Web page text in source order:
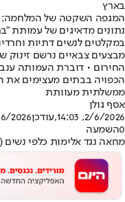
בארץ
המגפה השקטה של המלחמה:
נתונים מדאיגים של עמותת
במקלטים לנשים דתיות
מבצעים צבאיים נרשם זינוק
החירום • דוברת העמותה
הכפויה בבתים מעצימים את
ממשלתית מעוותת
אסף גולן
2/6/2026, 14:03
,עודכן14:03
0השמעה
מחאה נגד אלימות כלפי נשים